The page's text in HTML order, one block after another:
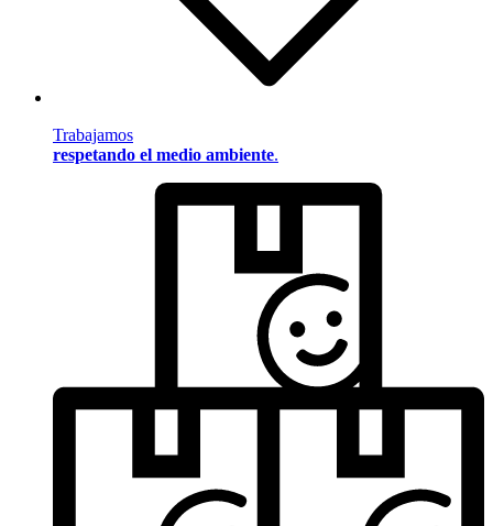
Trabajamos
respetando el medio ambiente.